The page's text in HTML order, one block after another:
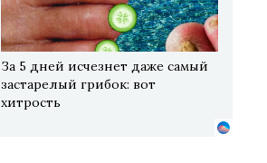
За 5 дней исчезнет даже самый
застарелый грибок: вот
хитрость